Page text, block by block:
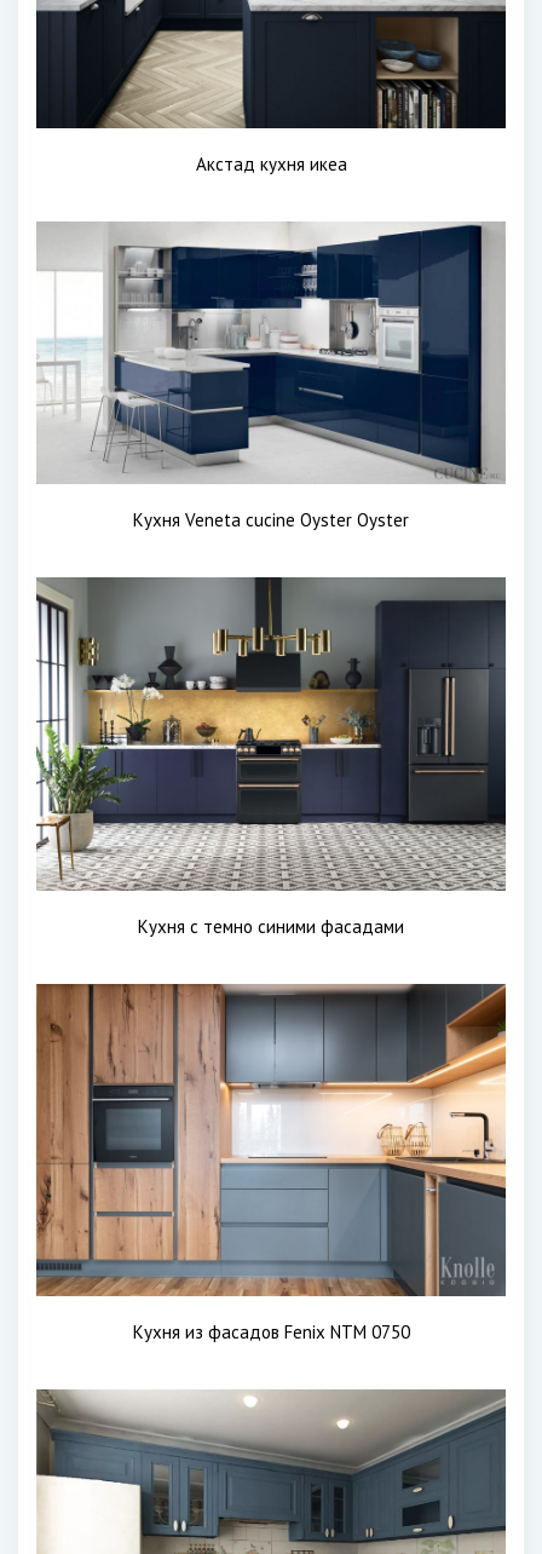
Акстад кухня икеа
Кухня Veneta cucine Oyster Oyster
Кухня с темно синими фасадами
Кухня из фасадов Fenix NTM 0750